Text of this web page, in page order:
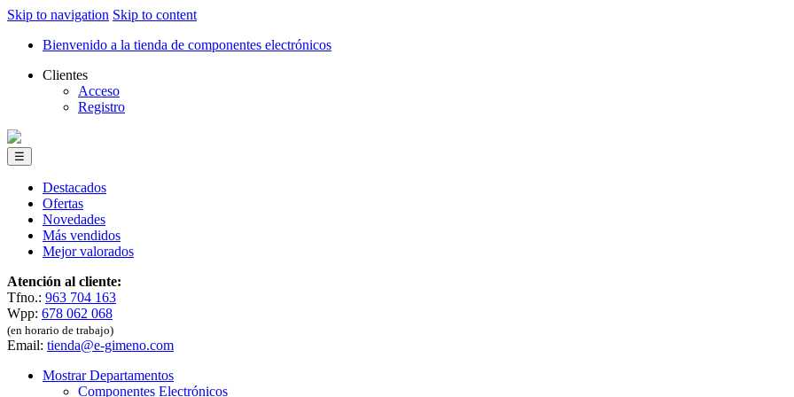
Skip to navigation Skip to content
Bienvenido a la tienda de componentes electrónicos
Clientes
Acceso
Registro
☰
Destacados
Ofertas
Novedades
Más vendidos
Mejor valorados
Atención al cliente:
Tfno.: 963 704 163
Wpp: 678 062 068
(en horario de trabajo)
Email: tienda@e-gimeno.com
Mostrar Departamentos
Componentes Electrónicos